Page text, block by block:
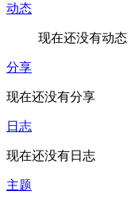
动态
现在还没有动态
分享
现在还没有分享
日志
现在还没有日志
主题